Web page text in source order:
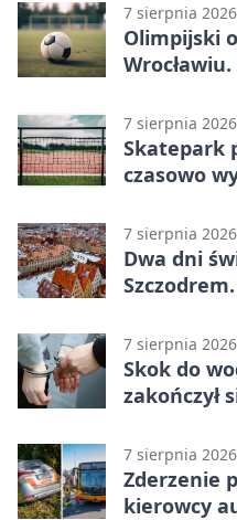
7 sierpnia 2026
Olimpijski
7 sierpnia 2026
Skatepark
czasowo
7 sierpnia 2026
Dwa dni
7 sierpnia 2026
Skok do
zakończył
7 sierpnia 2026
Zderzenie
kierowcy